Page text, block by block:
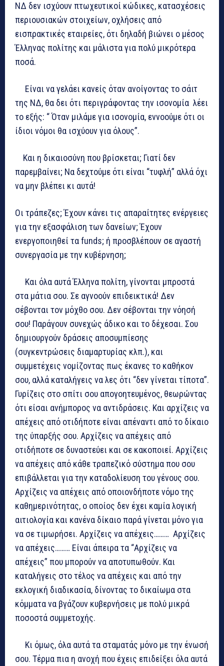
ΝΔ δεν ισχύουν πτωχευτικοί κώδικες, κατασχέσεις
περιουσιακών στοιχείων, οχλήσεις από
εισπρακτικές εταιρείες, ότι δηλαδή βιώνει ο μέσος
Έλληνας πολίτης και μάλιστα για πολύ μικρότερα
ποσά.
Είναι να γελάει κανείς όταν ανοίγοντας το σάιτ
της ΝΔ, θα δει ότι περιγράφοντας την ισονομία λέει
το εξής: “ Όταν μιλάμε για ισονομία, εννοούμε ότι οι
ίδιοι νόμοι θα ισχύουν για όλους”.
Και η δικαιοσύνη που βρίσκεται; Γιατί δεν
παρεμβαίνει; Να δεχτούμε ότι είναι “τυφλή” αλλά όχι
να μην βλέπει κι αυτά!
Οι τράπεζες; Έχουν κάνει τις απαραίτητες ενέργειες
για την εξασφάλιση των δανείων; Έχουν
ενεργοποιηθεί τα funds; ή προσβλέπουν σε αγαστή
συνεργασία με την κυβέρνηση;
Και όλα αυτά Έλληνα πολίτη, γίνονται μπροστά
στα μάτια σου. Σε αγνοούν επιδεικτικά! Δεν
σέβονται τον μόχθο σου. Δεν σέβονται την νόησή
σου! Παράγουν συνεχώς άδικο και το δέχεσαι. Σου
δημιουργούν δράσεις αποσυμπίεσης
(συγκεντρώσεις διαμαρτυρίας κλπ.), και
συμμετέχεις νομίζοντας πως έκανες το καθήκον
σου, αλλά καταλήγεις να λες ότι “δεν γίνεται τίποτα”.
Γυρίζεις στο σπίτι σου απογοητευμένος, θεωρώντας
ότι είσαι ανήμπορος να αντιδράσεις. Και αρχίζεις να
απέχεις από οτιδήποτε είναι απέναντι από το δίκαιο
της ύπαρξής σου. Αρχίζεις να απέχεις από
οτιδήποτε σε δυναστεύει και σε κακοποιεί. Αρχίζεις
να απέχεις από κάθε τραπεζικό σύστημα που σου
επιβάλλεται για την καταδολίευση του γένους σου.
Αρχίζεις να απέχεις από οποιονδήποτε νόμο της
καθημερινότητας, ο οποίος δεν έχει καμία λογική
αιτιολογία και κανένα δίκαιο παρά γίνεται μόνο για
να σε τιμωρήσει. Αρχίζεις να απέχεις……… Αρχίζεις
να απέχεις……… Είναι άπειρα τα “Αρχίζεις να
απέχεις” που μπορούν να αποτυπωθούν. Και
καταλήγεις στο τέλος να απέχεις και από την
εκλογική διαδικασία, δίνοντας το δικαίωμα στα
κόμματα να βγάζουν κυβερνήσεις με πολύ μικρά
ποσοστά συμμετοχής.
Κι όμως, όλα αυτά τα σταματάς μόνο με την ένωσή
σου. Τέρμα πια η ανοχή που έχεις επιδείξει όλα αυτά